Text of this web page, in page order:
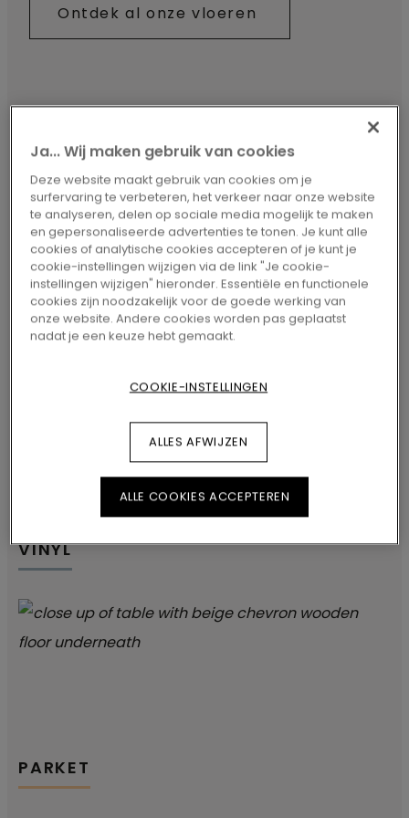
Ontdek al onze vloeren
LAMINAAT
VINYL
PARKET
Ja... Wij maken gebruik van cookies
Deze website maakt gebruik van cookies om je
surfervaring te verbeteren, het verkeer naar onze website
te analyseren, delen op sociale media mogelijk te maken
en gepersonaliseerde advertenties te tonen. Je kunt alle
cookies of analytische cookies accepteren of je kunt je
cookie-instellingen wijzigen via de link "Je cookie-
instellingen wijzigen" hieronder. Essentiële en functionele
cookies zijn noodzakelijk voor de goede werking van
onze website. Andere cookies worden pas geplaatst
nadat je een keuze hebt gemaakt.
COOKIE-INSTELLINGEN
ALLES AFWIJZEN
ALLE COOKIES ACCEPTEREN